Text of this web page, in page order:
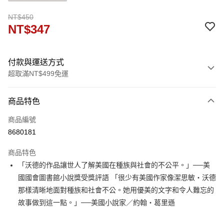
NT$450
NT$347
付款與運送方式
超取滿NT$499免運
信用卡一次付款
ATM付款
運送方式
付款後全家取貨
每筆NT$60，滿NT$499(含以上)免運費
付款後7-11取貨
商品特色
商品編號
8680181
商品特色
「沃德的作品讓世人了解美國在種族與社會的不公平。」──美
國國會圖書館小說獎受獎評語 「很少有美國作家像潔思敏‧沃德
那樣清晰地面對種族和社會不公。她用優美的文字和令人難忘的
故事做到這一點。」──美國小說家／約翰‧葛里遜